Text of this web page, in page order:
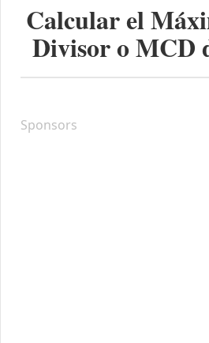
Calcular el
Divisor o MCD
Sponsors